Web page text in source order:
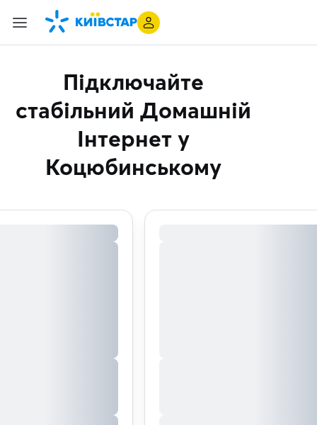
Підключайте
стабільний Домашній
Інтернет у
Коцюбинському